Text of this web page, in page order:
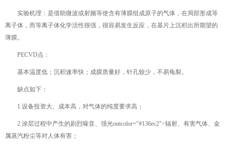
实验机理：是借助微波或射频等使含有薄膜组成原子的气体，在局部形成等
离子体，而等离子体化学活性很强，很容易发生反应，在基片上沉积出所期望的
薄膜。
PECVD点：
基本温度低；沉积速率快；成膜质量好，针孔较少，不易龟裂。
缺点如下：
1.设备投资大、成本高，对气体的纯度要求高；
2.涂层过程中产生的剧烈噪音、强光ontcolor="#136ec2">辐射、有害气体、金
属蒸汽粉尘等对人体有害；